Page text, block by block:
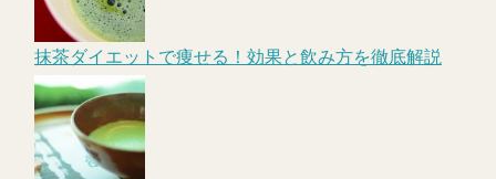
抹茶ダイエットで痩せる！効果と飲み方を徹底解説